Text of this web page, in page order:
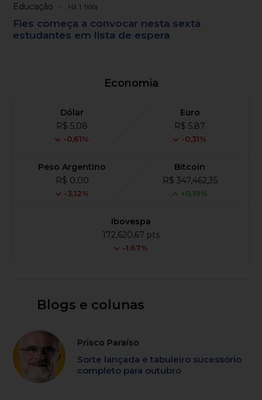
Educação Há 1 hora
Fies começa a convocar nesta sexta
estudantes em lista de espera
Economia
Dólar
R$ 5,08
-0,61%
Euro
R$ 5,87
-0,31%
Peso Argentino
R$ 0,00
-3,12%
Bitcoin
R$ 347,462,35
+0,19%
Ibovespa
172,620,67 pts
-1.67%
Blogs e colunas
Prisco Paraíso
Sorte lançada e tabuleiro sucessório
completo para outubro